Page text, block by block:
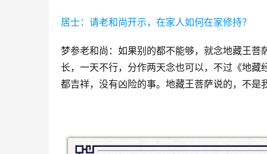
居士：请老和尚开示，在家人如何在家修持？
梦参老和尚：如果别的都不能够，就念地藏王
长，一天不行，分作两天念也可以，不过《地
都吉祥，没有凶险的事。地藏王菩萨说的，不是